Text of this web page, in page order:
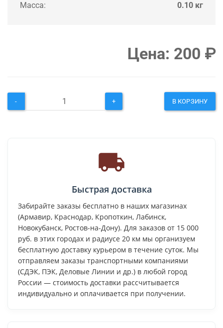
Масса: 0.10 кг
Цена: 200 ₽
- + В КОРЗИНУ
Быстрая доставка
Забирайте заказы бесплатно в наших магазинах
(Армавир, Краснодар, Кропоткин, Лабинск,
Новокубанск, Ростов-на-Дону). Для заказов от 15 000
руб. в этих городах и радиусе 20 км мы организуем
бесплатную доставку курьером в течение суток. Мы
отправляем заказы транспортными компаниями
(СДЭК, ПЭК, Деловые Линии и др.) в любой город
России — стоимость доставки рассчитывается
индивидуально и оплачивается при получении.